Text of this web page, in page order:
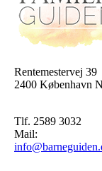
Rentemestervej 39
2400 København
Tlf. 2589 3032
Mail: